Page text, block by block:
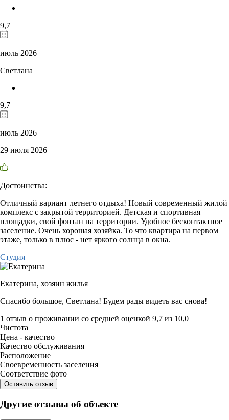
9,7
июль 2026
Светлана
9,7
июль 2026
29 июля 2026
Достоинства:
Отличный вариант летнего отдыха! Новый современный жилой
комплекс с закрытой территорией. Детская и спортивная
площадки, свой фонтан на территории. Удобное бесконтактное
заселение. Очень хорошая хозяйка. То что квартира на первом
этаже, только в плюс - нет яркого солнца в окна.
Студия
Екатерина, хозяин жилья
Спасибо большое, Светлана! Будем рады видеть вас снова!
1 отзыв о проживании со средней оценкой 9,7 из 10,0
Чистота
Цена - качество
Качество обслуживания
Расположение
Своевременность заселения
Соответствие фото
Оставить отзыв
Другие отзывы об объекте